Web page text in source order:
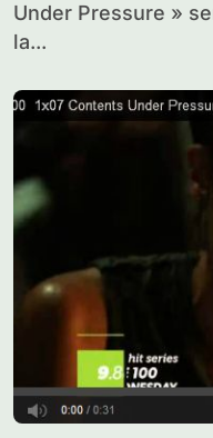
Under Pressure »
la...